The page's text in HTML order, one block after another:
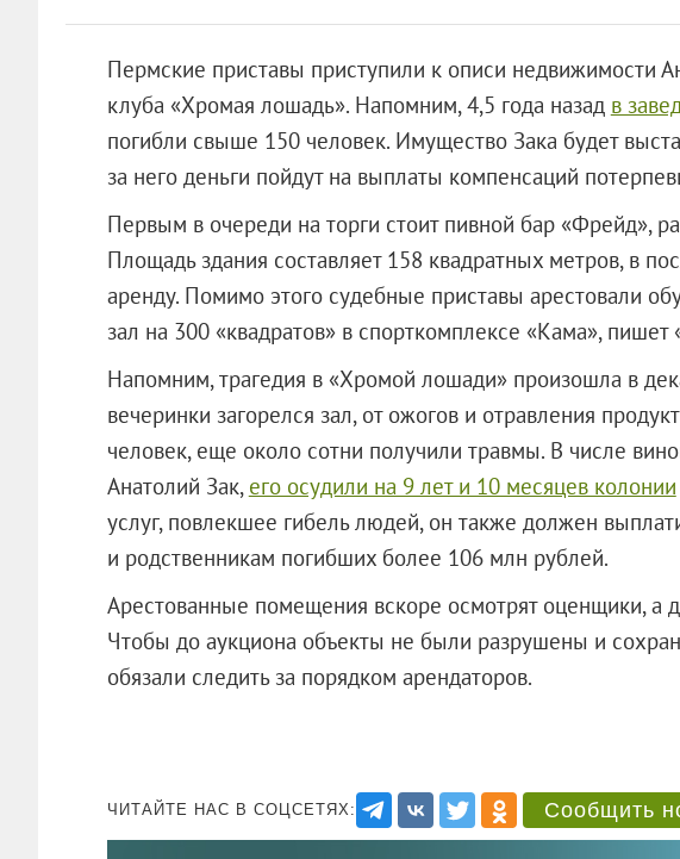
Пермские приставы приступили к описи недвижимости
клуба «Хромая лошадь». Напомним, 4,5 года назад в
погибли свыше 150 человек. Имущество Зака будет
за него деньги пойдут на выплаты компенсаций
Первым в очереди на торги стоит пивной бар «Фрейд»,
Площадь здания составляет 158 квадратных метров, в
аренду. Помимо этого судебные приставы арестовали
зал на 300 «квадратов» в спорткомплексе «Кама», пишет
Напомним, трагедия в «Хромой лошади» произошла в
вечеринки загорелся зал, от ожогов и отравления
человек, еще около сотни получили травмы. В числе
Анатолий Зак, его осудили на 9 лет и 10 месяцев колонии
услуг, повлекшее гибель людей, он также должен
и родственникам погибших более 106 млн рублей.
Арестованные помещения вскоре осмотрят оценщики, а
Чтобы до аукциона объекты не были разрушены и
обязали следить за порядком арендаторов.
ЧИТАЙТЕ НАС В СОЦСЕТЯХ: Сообщить